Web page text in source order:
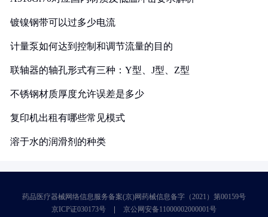
镀镍钢带可以过多少电流
计量泵如何达到控制和调节流量的目的
联轴器的轴孔形式有三种：Y型、J型、Z型
不锈钢材质厚度允许误差是多少
复印机出租有哪些常见模式
溶于水的润滑剂的种类
药品医疗器械网络信息服务备案(京)网药械信息备字（2021）第00159号
京ICP证030173号
京公网安备11000002000001号